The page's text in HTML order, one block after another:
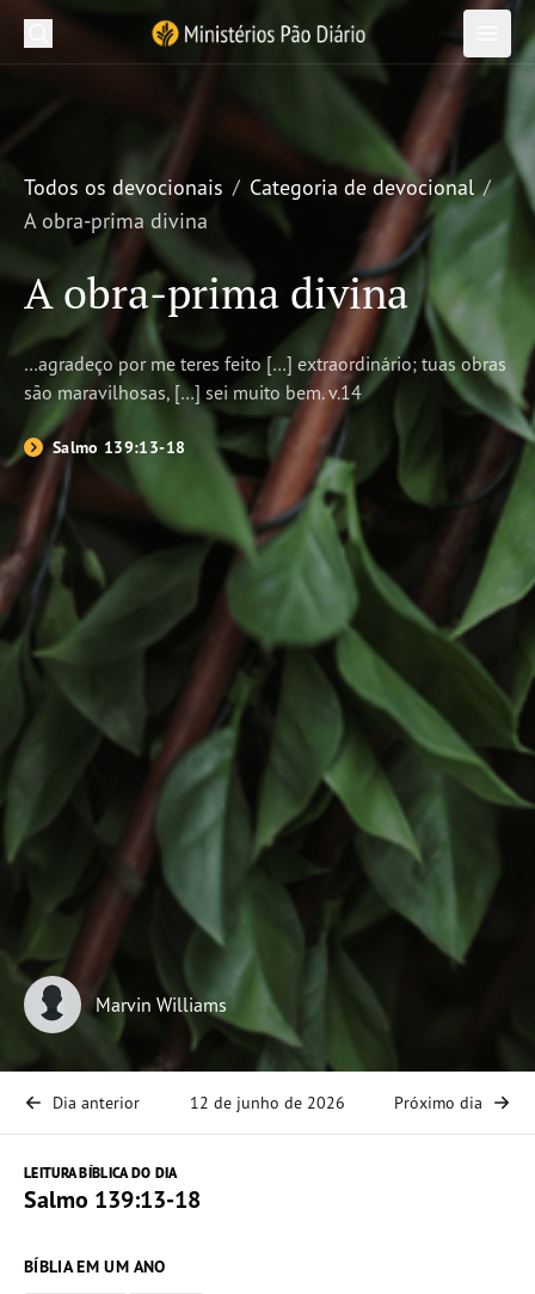
Ministérios Pão Diário
Abrir Abrir
Jornada Bíblica
Publicações Pão Diário
Projetos
Sobre nós
Inscreva-se
Devocional
DOE AGORA
Pesquisar em Ministérios Pão Diário
Todos os devocionais
Categoria de devocional
A obra-prima divina
A obra-prima divina
…agradeço por me teres feito […] extraordinário; tuas obras
são maravilhosas, […] sei muito bem. v.14
Salmo 139:13-18
Marvin Williams
Dia anterior 12 de junho de 2026 Próximo dia
LEITURA BÍBLICA DO DIA
Salmo 139:13-18
BÍBLIA EM UM ANO